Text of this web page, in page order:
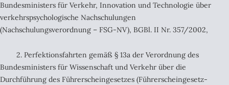
Bundesministers für Verkehr, Innovation und Technologie über
verkehrspsychologische Nachschulungen
(Nachschulungsverordnung – FSG-NV), BGBl. II Nr. 357/2002,
2. Perfektionsfahrten gemäß § 13a der Verordnung des
Bundesministers für Wissenschaft und Verkehr über die
Durchführung des Führerscheingesetzes (Führerscheingesetz-